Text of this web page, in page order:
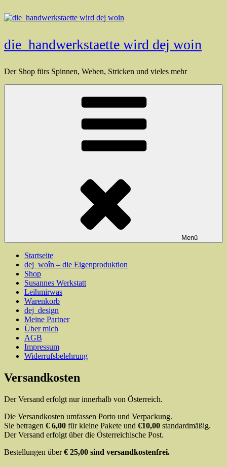
Inhalt
die_handwerkstaette wird dej woin
Der Shop fürs Spinnen, Weben, Stricken und vieles mehr
Menü
Startseite
dej_woîn – die Eigenproduktion
Shop
Susannes Werkstatt
Leihmirwas
Warenkorb
dej_design
Meine Partner
Über mich
AGB
Impressum
Widerrufsbelehrung
Versandkosten
Der Versand erfolgt nur innerhalb von Österreich.
Die Versandkosten umfassen Porto und Verpackung.
Sie betragen € 6,00 für kleine Pakete und €10,00 standardmäßig.
Der Versand erfolgt über die Österreichische Post.
Bestellungen über€ 25,00 sind versandkostenfrei.